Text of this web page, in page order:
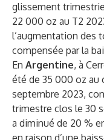
glissement
22 000 oz au T2
l’augmentation des
compensée par la
En Argentine, à
été de 35 000 oz au
septembre 2023,
trimestre clos le 30
a diminué de 20 %
en raison d’une